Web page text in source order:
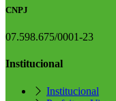
CNPJ
07.598.675/0001-23
Institucional
Institucional